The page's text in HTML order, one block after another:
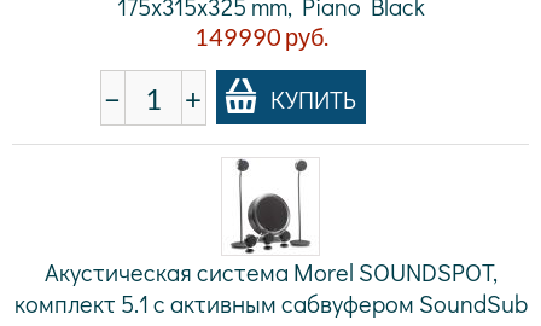
149990 руб.
− + КУПИТЬ
Акустическая система Morel SOUNDSPOT,
комплект 5.1 с активным сабвуфером SoundSub